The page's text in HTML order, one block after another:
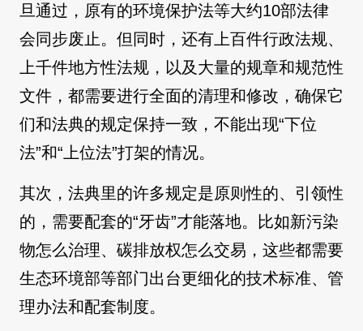
旦通过，原有的环境保护法等大约10部法律
会同步废止。但同时，还有上百件行政法规、
上千件地方性法规，以及大量的规章和规范性
文件，都需要进行全面的清理和修改，确保它
们和法典的规定保持一致，不能出现“下位
法”和“上位法”打架的情况。
其次，法典里的许多规定是原则性的、引领性
的，需要配套的“牙齿”才能落地。比如新污染
物怎么治理、碳排放权怎么交易，这些都需要
生态环境部等部门出台更细化的技术标准、管
理办法和配套制度。